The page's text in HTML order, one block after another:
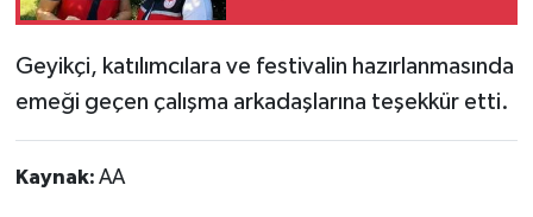
Geyikçi, katılımcılara ve festivalin hazırlanmasında
emeği geçen çalışma arkadaşlarına teşekkür etti.
Kaynak: AA